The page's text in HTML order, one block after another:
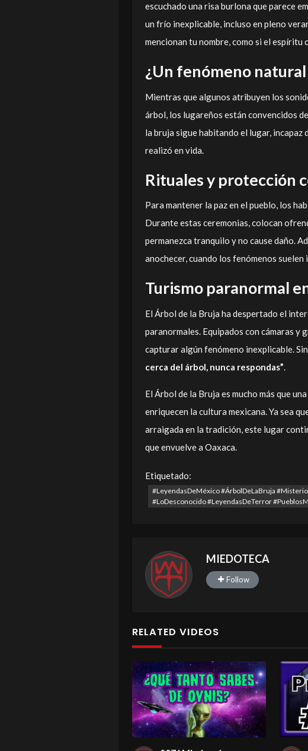
escuchado una risa burlona que parece
un frío inexplicable, incluso en pleno
mencionan tu nombre, como si el
¿Un fenómeno
Mientras que algunos atribuyen los
árbol, los lugareños están convencidos
la bruja sigue habitando el lugar, incapaz
realizó en vida.
Rituales y protección
Para mantener la paz en el pueblo, los
Durante estas ceremonias, colocan
permanezca tranquilo y no cause daño.
anochecer, cuando los fenómenos
Turismo paranormal
El Árbol de la Bruja ha despertado el
paranormales. Equipados con cámaras y
capturar algún fenómeno inexplicable.
cerca del árbol, nunca respondas”
El Árbol de la Bruja es mucho más que
enriquecen la cultura mexicana. Ya sea
arraigada en la tradición, este lugar
que envuelve a Oaxaca.
Etiquetado:
#LeyendasDeMéxico #ÁrbolDeLaBruja
#LoDesconocido #LeyendasDeTerror
MIEDOTECA
Follow
RELATED VIDEOS